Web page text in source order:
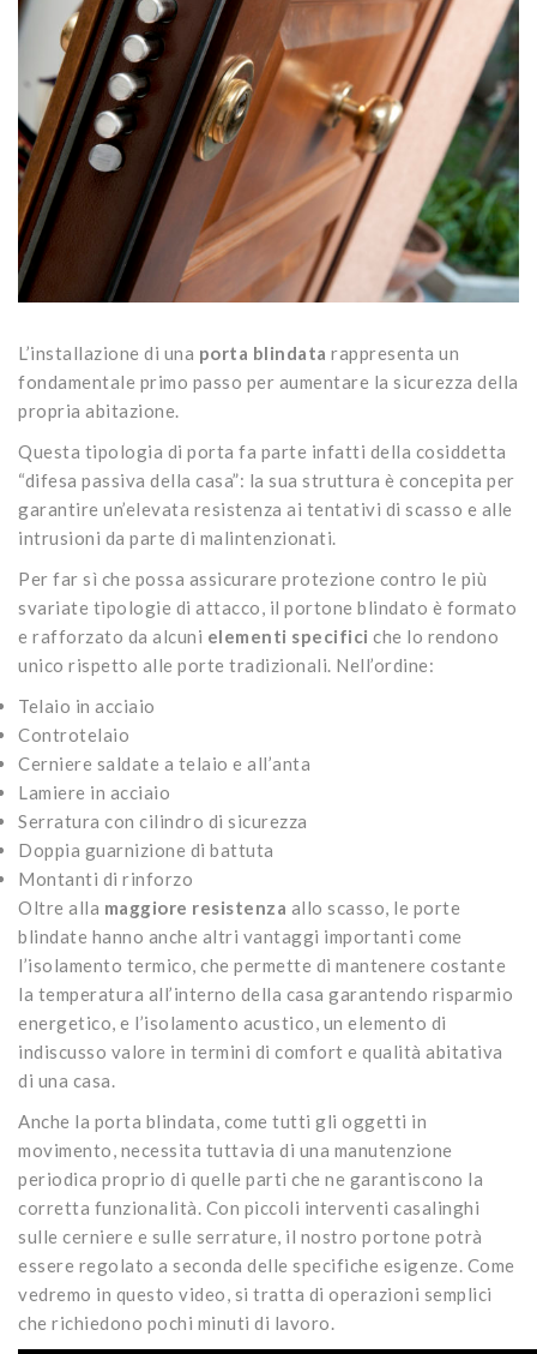
Rivestimenti
Persiane in PVC
Sportelloni in legno
Zanzariere
L’installazione di una porta blindata rappresenta un
fondamentale primo passo per aumentare la sicurezza della
propria abitazione.
Questa tipologia di porta fa parte infatti della cosiddetta
“difesa passiva della casa”: la sua struttura è concepita per
garantire un’elevata resistenza ai tentativi di scasso e alle
intrusioni da parte di malintenzionati.
Per far sì che possa assicurare protezione contro le più
svariate tipologie di attacco, il portone blindato è formato
e rafforzato da alcuni elementi specifici che lo rendono
unico rispetto alle porte tradizionali. Nell’ordine:
Telaio in acciaio
Controtelaio
Cerniere saldate a telaio e all’anta
Lamiere in acciaio
Serratura con cilindro di sicurezza
Doppia guarnizione di battuta
Montanti di rinforzo
Oltre alla maggiore resistenza allo scasso, le porte
blindate hanno anche altri vantaggi importanti come
l’isolamento termico, che permette di mantenere costante
la temperatura all’interno della casa garantendo risparmio
energetico, e l’isolamento acustico, un elemento di
indiscusso valore in termini di comfort e qualità abitativa
di una casa.
Anche la porta blindata, come tutti gli oggetti in
movimento, necessita tuttavia di una manutenzione
periodica proprio di quelle parti che ne garantiscono la
corretta funzionalità. Con piccoli interventi casalinghi
sulle cerniere e sulle serrature, il nostro portone potrà
essere regolato a seconda delle specifiche esigenze. Come
vedremo in questo video, si tratta di operazioni semplici
che richiedono pochi minuti di lavoro.